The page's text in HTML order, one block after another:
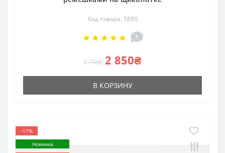
Код товара: 5880
1
3 790₴ 2 850₴
В КОРЗИНУ
-17%
Новинка